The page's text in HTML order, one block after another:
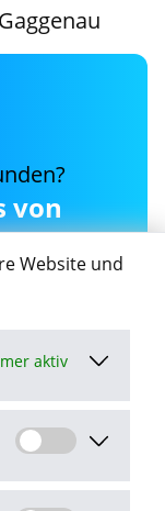
Website und
aktiv
von
in
ich den